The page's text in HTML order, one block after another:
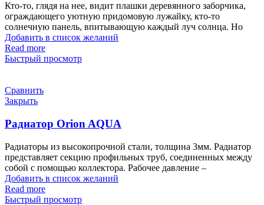
Кто-то, глядя на нее, видит плашки деревянного заборчика,
ограждающего уютную придомовую лужайку, кто-то
солнечную панель, впитывающую каждый луч солнца. Но
Добавить в список желаний
Read more
Быстрый просмотр
Сравнить
Закрыть
Радиатор Orion AQUA
Радиаторы из высокопрочной стали, толщина 3мм. Радиатор
представляет секцию профильных труб, соединенных между
собой с помощью коллектора. Рабочее давление –
Добавить в список желаний
Read more
Быстрый просмотр